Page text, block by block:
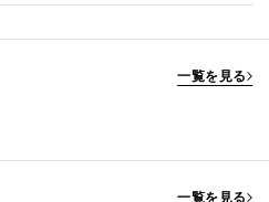
一覧を見る
一覧を見る